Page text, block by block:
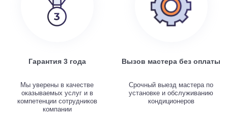
Гарантия 3 года
Мы уверены в качестве
оказываемых услуг и в
компетенции сотрудников
компании
Вызов мастера без оплаты
Срочный выезд мастера по
установке и обслуживанию
кондиционеров